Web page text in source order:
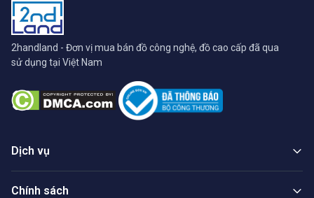
2handland - Đơn vị mua bán đồ công nghệ, đồ cao cấp đã qua
sử dụng tại Việt Nam
Dịch vụ
Chính sách